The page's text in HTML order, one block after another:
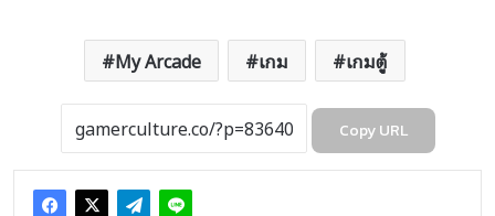
My Arcade เกม เกมตู้
Copy URL